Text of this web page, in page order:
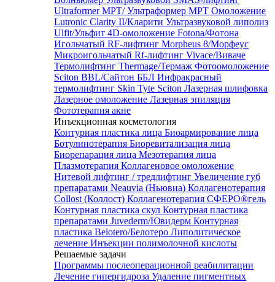
Ultraformer MPT/ Ультраформер MPT Омоложение
Lutronic Clarity II/Кларити Ультразвуковой липолиз
Ulfit/Ульфит 4D-омоложение Fotona/Фотона
Игольчатый RF-лифтинг Morpheus 8/Морфеус
Микроигольчатый Rf-лифтинг Vivace/Виваче
Термолифтинг Thermage/Термаж Фотоомоложение
Sciton BBL/Сайтон ББЛ Инфракрасный
термолифтинг Skin Tyte Sciton Лазерная шлифовка
Лазерное омоложение Лазерная эпиляция
Фототерапия акне
Инъекционная косметология
Контурная пластика лица Биоармирование лица
Ботулинотерапия Биоревитализация лица
Биорепарация лица Мезотерапия лица
Плазмотерапия Коллагеновое омоложение
Нитевой лифтинг / тредлифтинг Увеличение губ
препаратами Neauvia (Ньювиа) Коллагенотерапия
Collost (Коллост) Коллагенотерапия СФЕРО®гель
Контурная пластика скул Контурная пластика
препаратами Juvederm/Ювидерм Контурная
пластика Belotero/Белотеро Липолитическое
лечение Инъекции полимолочной кислоты
Решаемые задачи
Программы послеоперационной реабилитации
Лечение гипергидроза Удаление пигментных